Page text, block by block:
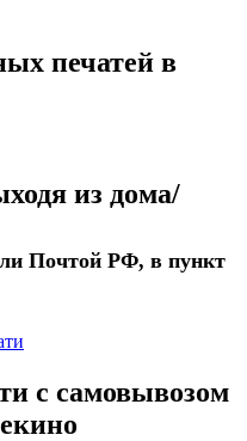
печатей в
из дома/
Почтой РФ, в пункт
с самовывозом